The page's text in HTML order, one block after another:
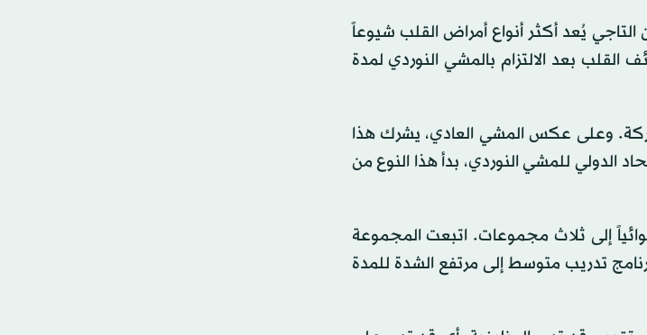
يُعد أكثر أنواع أمراض القلب شيوعاً
بعد الالتزام بالمشي النوردي لمدة
وعلى عكس المشي العادي، يشرك هذا
الدولي للمشي النوردي، بدأ هذا النوع من
عشوائياً إلى ثلاث مجموعات. اتبعت المجموعة
المجموعة الثانية برنامج تدريب متوسط إلى مرتفع الشدة للمدة